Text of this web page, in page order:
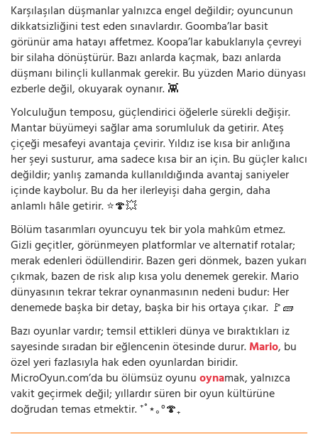
Karşılaşılan düşmanlar yalnızca engel değildir; oyuncunun
dikkatsizliğini test eden sınavlardır. Goomba’lar basit
görünür ama hatayı affetmez. Koopa’lar kabuklarıyla çevreyi
bir silaha dönüştürür. Bazı anlarda kaçmak, bazı anlarda
düşmanı bilinçli kullanmak gerekir. Bu yüzden Mario dünyası
ezberle değil, okuyarak oynanır. 👾
Yolculuğun temposu, güçlendirici öğelerle sürekli değişir.
Mantar büyümeyi sağlar ama sorumluluk da getirir. Ateş
çiçeği mesafeyi avantaja çevirir. Yıldız ise kısa bir anlığına
her şeyi susturur, ama sadece kısa bir an için. Bu güçler kalıcı
değildir; yanlış zamanda kullanıldığında avantaj saniyeler
içinde kaybolur. Bu da her ilerleyişi daha gergin, daha
anlamlı hâle getirir. ⭐🍄💥
Bölüm tasarımları oyuncuyu tek bir yola mahkûm etmez.
Gizli geçitler, görünmeyen platformlar ve alternatif rotalar;
merak edenleri ödüllendirir. Bazen geri dönmek, bazen yukarı
çıkmak, bazen de risk alıp kısa yolu denemek gerekir. Mario
dünyasının tekrar tekrar oynanmasının nedeni budur: Her
denemede başka bir detay, başka bir his ortaya çıkar. 🚩🧱
Bazı oyunlar vardır; temsil ettikleri dünya ve bıraktıkları iz
sayesinde sıradan bir eğlencenin ötesinde durur.Mario, bu
özel yeri fazlasıyla hak eden oyunlardan biridir.
MicroOyun.com’da bu ölümsüz oyunuoynamak, yalnızca
vakit geçirmek değil; yıllardır süren bir oyun kültürüne
doğrudan temas etmektir. ⁺˚⋆｡°🍄₊